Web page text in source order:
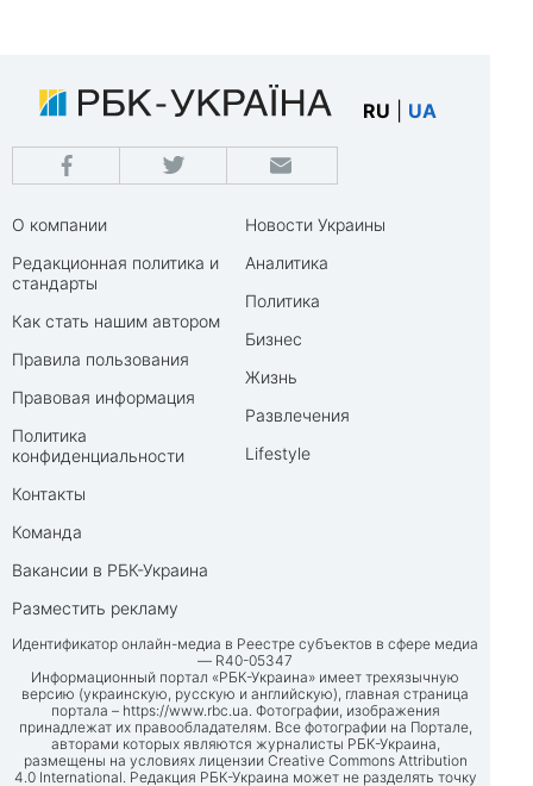
RU UA
О компании
Редакционная политика и
стандарты
Как стать нашим автором
Правила пользования
Правовая информация
Политика
конфиденциальности
Контакты
Команда
Вакансии в РБК-Украина
Разместить рекламу
Новости Украины
Аналитика
Политика
Бизнес
Жизнь
Развлечения
Lifestyle
Идентификатор онлайн-медиа в Реестре субъектов в сфере медиа
— R40-05347
Информационный портал «РБК-Украина» имеет трехязычную
версию (украинскую, русскую и английскую), главная страница
портала – https://www.rbc.ua . Фотографии, изображения
принадлежат их правообладателям. Все фотографии на Портале,
авторами которых являются журналисты РБК-Украина,
размещены на условиях лицензии Creative Commons Attribution
4.0 International. Редакция РБК-Украина может не разделять точку